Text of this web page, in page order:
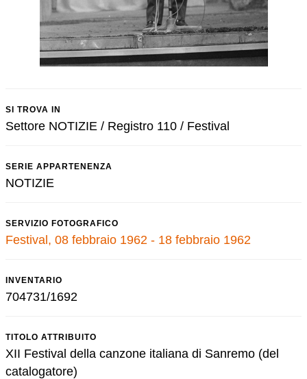
SI TROVA IN
Settore NOTIZIE / Registro 110 / Festival
SERIE APPARTENENZA
NOTIZIE
SERVIZIO FOTOGRAFICO
Festival, 08 febbraio 1962 - 18 febbraio 1962
INVENTARIO
704731/1692
TITOLO ATTRIBUITO
XII Festival della canzone italiana di Sanremo (del
catalogatore)